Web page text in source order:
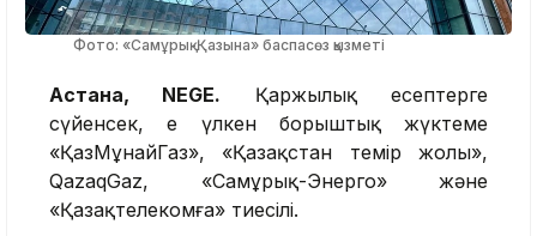
Фото: «Самұрық-Қазына» баспасөз қызметі
Астана, NEGE. Қаржылық есептерге
сүйенсек, ең үлкен борыштық жүктеме
«ҚазМұнайГаз», «Қазақстан темір жолы»,
QazaqGaz, «Самұрық-Энерго» және
«Қазақтелекомға» тиесілі.